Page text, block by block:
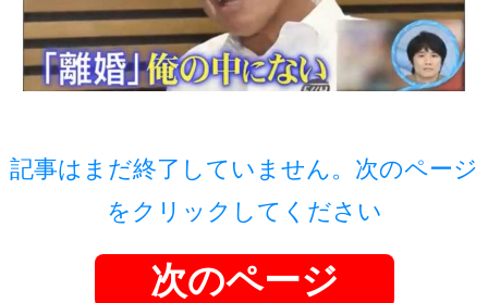
記事はまだ終了していません。次のページ
をクリックしてください
次のページ